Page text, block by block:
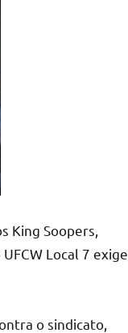
King Soopers,
Local 7 exige
o sindicato,